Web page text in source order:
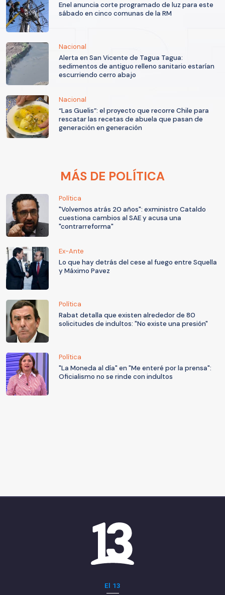
Enel anuncia corte programado de luz para este
sábado en cinco comunas de la RM
Nacional
Alerta en San Vicente de Tagua Tagua:
sedimentos de antiguo relleno sanitario estarían
escurriendo cerro abajo
Nacional
“Las Guelis”: el proyecto que recorre Chile para
rescatar las recetas de abuela que pasan de
generación en generación
MÁS DE POLÍTICA
Política
"Volvemos atrás 20 años": exministro Cataldo
cuestiona cambios al SAE y acusa una
"contrarreforma"
Ex-Ante
Lo que hay detrás del cese al fuego entre Squella
y Máximo Pavez
Política
Rabat detalla que existen alrededor de 80
solicitudes de indultos: "No existe una presión"
Política
"La Moneda al día" en "Me enteré por la prensa":
Oficialismo no se rinde con indultos
El 13